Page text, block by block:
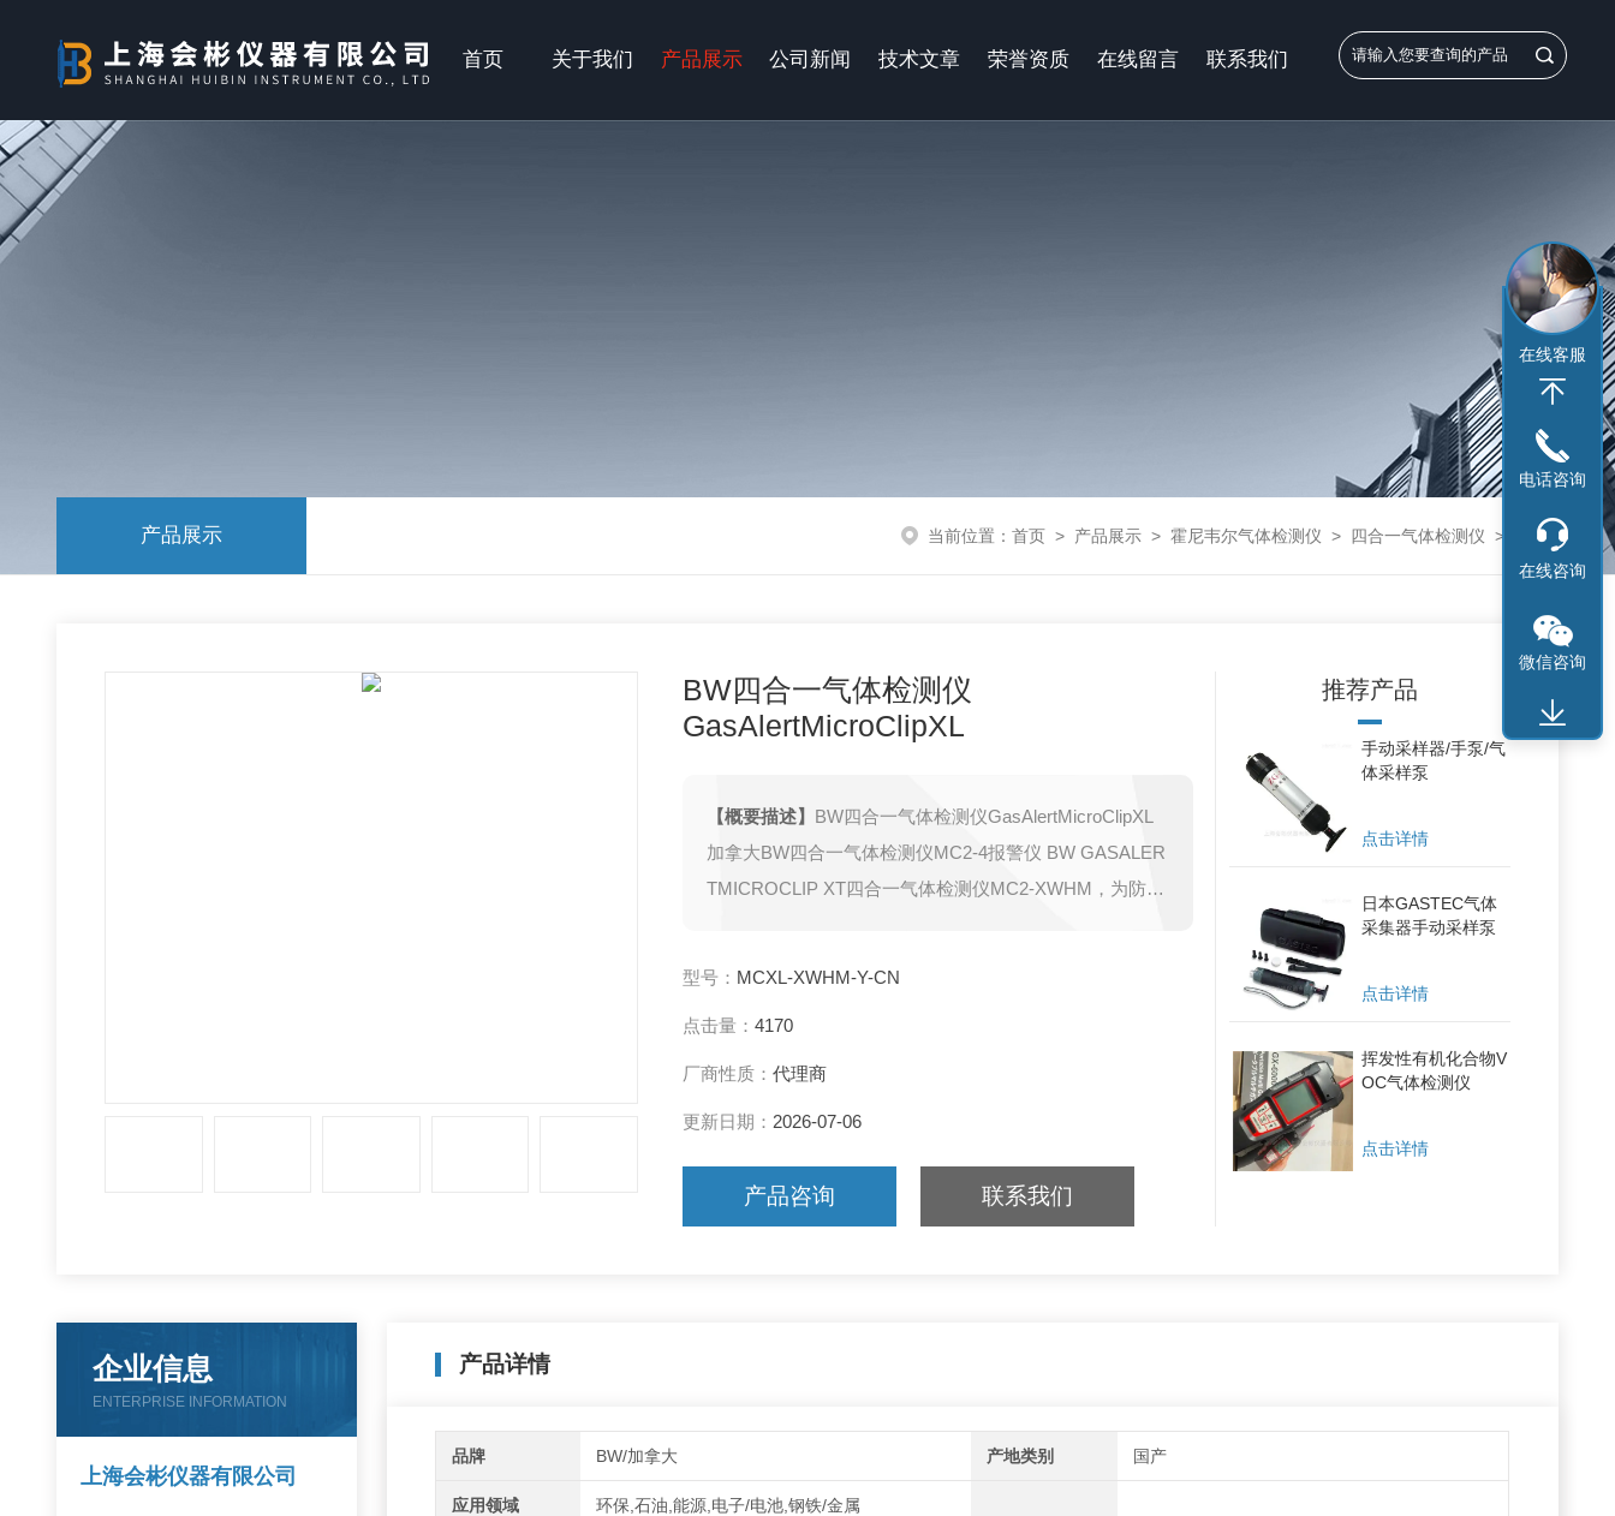
首页 关于我们 产品展示 公司新闻 技术文章 荣誉资质 在线留言 联系我们
产品展示 当前位置： 首页 > 产品展示 > 霍尼韦尔气体检测仪 > 四合一气体检测仪 > MCXL-XWHM-Y-CNBW四合一气体检测仪GasAlertMicroClipXL
BW四合一气体检测仪
GasAlertMicroClipXL
【概要描述】 BW四合一气体检测仪GasAlertMicroClipXL
加拿大BW四合一气体检测仪MC2-4报警仪 BW GASALER
TMICROCLIP XT四合一气体检测仪MC2-XWHM，为防止
型号： MCXL-XWHM-Y-CN
点击量： 4170
厂商性质： 代理商
更新日期： 2026-07-06
产品咨询 联系我们
推荐产品
手动采样器/手泵/气
体采样泵
点击详情
日本GASTEC气体
采集器手动采样泵
点击详情
挥发性有机化合物V
OC气体检测仪
点击详情
产品详情
品牌 BW/加拿大 产地类别 国产
应用领域 环保,石油,能源,电子/电池,钢铁/金属
企业信息
ENTERPRISE INFORMATION
上海会彬仪器有限公司
在线客服
电话咨询
在线咨询
微信咨询